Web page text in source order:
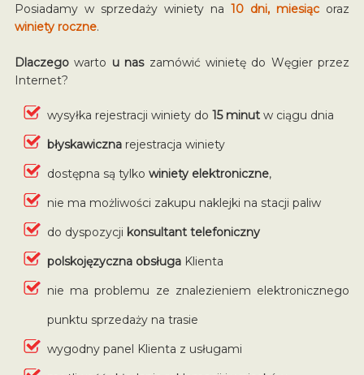
Posiadamy w sprzedaży winiety na10 dni, miesiąc oraz
winiety roczne.
Dlaczegowarto u naszamówić winietę do Węgier przez
Internet?
wysyłka rejestracji winiety do 15 minutw ciągu dnia
błyskawicznarejestracja winiety
dostępna są tylko winiety elektroniczne,
nie ma możliwości zakupu naklejki na stacji paliw
do dyspozycji konsultant telefoniczny
polskojęzyczna obsługa Klienta
nie ma problemu ze znalezieniem elektronicznego
punktu sprzedaży na trasie
wygodny panel Klienta z usługami